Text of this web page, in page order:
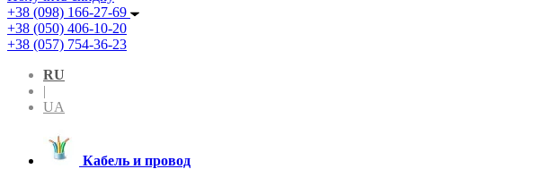
+38 (098) 166-27-69
+38 (050) 406-10-20
+38 (057) 754-36-23
RU
|
UA
Кабель и провод